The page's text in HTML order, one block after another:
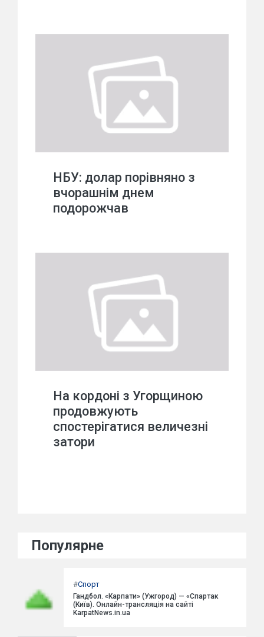
НБУ: долар порівняно з
вчорашнім днем
подорожчав
На кордоні з Угорщиною
продовжують
спостерігатися величезні
затори
Популярне
#Спорт
Гандбол. «Карпати» (Ужгород) — «Спартак
(Київ). Онлайн-трансляція на сайті
KarpatNews.in.ua